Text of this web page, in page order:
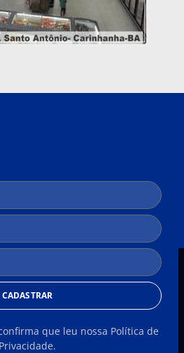
CADASTRAR
que leu nossa Política de
Privacidade.